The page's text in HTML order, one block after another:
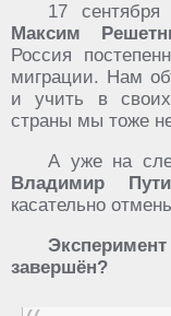
17 сентября
Максим
Россия
миграции. Нам
и учить в
страны мы тоже
А уже на
Владимир
касательно
завершён?